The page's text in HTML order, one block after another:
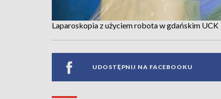
Laparoskopia z użyciem robota w gdańskim UCK
UDOSTĘPNIJ NA FACEBOOKU